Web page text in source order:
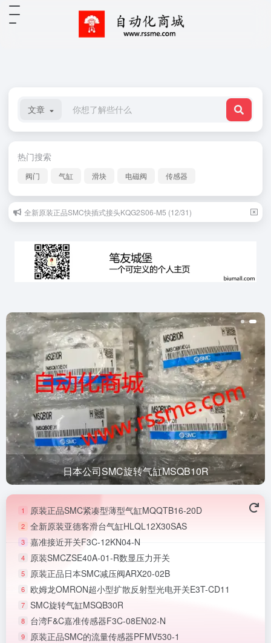
文章
热门搜索
阀门 气缸 滑块 电磁阀 传感器
全新原装正品SMC快插式接头KQG2S06-M5 (12/31)
日本公司SMC旋转气缸MSQB10R
1 原装正品SMC紧凑型薄型气缸MQQTB16-20D
2 全新原装亚德客滑台气缸HLQL12X30SAS
3 嘉准接近开关F3C-12KN04-N
4 原装SMCZSE40A-01-R数显压力开关
5 原装正品日本SMC减压阀ARX20-02B
6 欧姆龙OMRON超小型扩散反射型光电开关E3T-CD11
7 SMC旋转气缸MSQB30R
8 台湾F&C嘉准传感器F3C-08EN02-N
9 原装正品SMC的流量传感器PFMV530-1